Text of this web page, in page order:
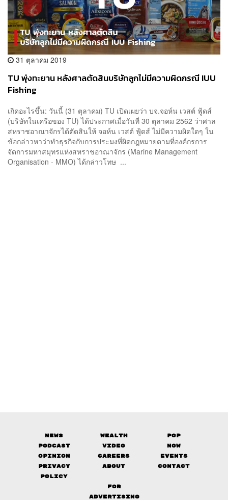
31 ตุลาคม 2019
TU พุ่งทะยาน หลังศาลตัดสินบริษัทลูกไม่มีความผิดกรณี IUU
Fishing
เกิดอะไรขึ้น: วันนี้ (31 ตุลาคม) TU เปิดเผยว่า บจ.จอห์น เวสต์ ฟู้ดส์
(บริษัทในเครือของ TU) ได้ประกาศเมื่อวันที่ 30 ตุลาคม 2562 ว่าศาล
สหราชอาณาจักรได้ตัดสินให้ จอห์น เวสต์ ฟู้ดส์ ไม่มีความผิดใดๆ ใน
ข้อกล่าวหาว่าทำธุรกิจกับการประมงที่ผิดกฎหมายตามที่องค์กรการ
จัดการมหาสมุทรแห่งสหราชอาณาจักร (Marine Management
Organisation - MMO) ได้กล่าวโทษ ...
News Wealth
Pop
Podcast
Video
Now
Opinion
Careers
Events
Privacy
Policy
About Contact
FOR
ADVERTISING